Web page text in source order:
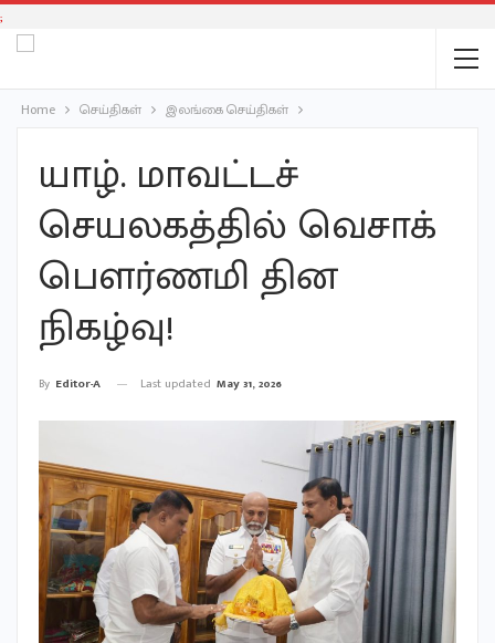
;
Home செய்திகள் இலங்கை செய்திகள்
யாழ். மாவட்டச்
செயலகத்தில் வெசாக்
பௌர்ணமி தின
நிகழ்வு!
By Editor-A Last updated May 31, 2026